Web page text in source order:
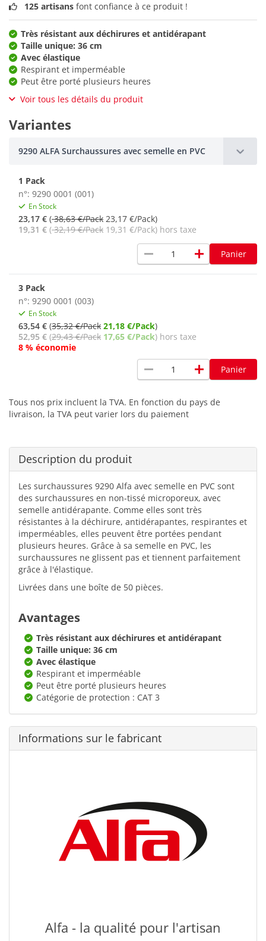
125 artisans font confiance à ce produit !
Très résistant aux déchirures et antidérapant
Taille unique: 36 cm
Avec élastique
Respirant et imperméable
Peut être porté plusieurs heures
Voir tous les détails du produit
Variantes
9290 ALFA Surchaussures avec semelle en PVC
1 Pack
n°: 9290 0001 (001)
En Stock
23,17 € (38,63 €/Pack 23,17 €/Pack)
19,31 € (32,19 €/Pack 19,31 €/Pack) hors taxe
remove add Panier
3 Pack
n°: 9290 0001 (003)
En Stock
63,54 € (35,32 €/Pack 21,18 €/Pack)
52,95 € (29,43 €/Pack 17,65 €/Pack) hors taxe
8 % économie
remove add Panier
Tous nos prix incluent la TVA. En fonction du pays de
livraison, la TVA peut varier lors du paiement
Description du produit
Les surchaussures 9290 Alfa avec semelle en PVC sont
des surchaussures en non-tissé microporeux, avec
semelle antidérapante. Comme elles sont très
résistantes à la déchirure, antidérapantes, respirantes et
imperméables, elles peuvent être portées pendant
plusieurs heures. Grâce à sa semelle en PVC, les
surchaussures ne glissent pas et tiennent parfaitement
grâce à l'élastique.
Livrées dans une boîte de 50 pièces.
Avantages
Très résistant aux déchirures et antidérapant
Taille unique: 36 cm
Avec élastique
Respirant et imperméable
Peut être porté plusieurs heures
Catégorie de protection : CAT 3
Informations sur le fabricant
Alfa - la qualité pour l'artisan